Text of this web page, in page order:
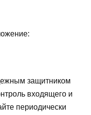
защитником
входящего и
периодически